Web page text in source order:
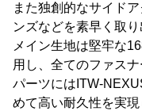
また独創的なサイド
ンズなどを素早く取り
メイン生地は堅牢な
用し、全てのファス
パーツにはITW-
めて高い耐久性を実現